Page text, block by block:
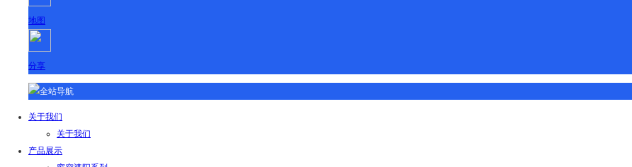
地图
分享
全站导航
关于我们
关于我们
产品展示